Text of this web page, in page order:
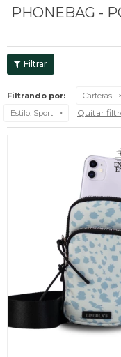
PHONEBAG -
Filtrando por: Carteras
Estilo: Sport Quitar